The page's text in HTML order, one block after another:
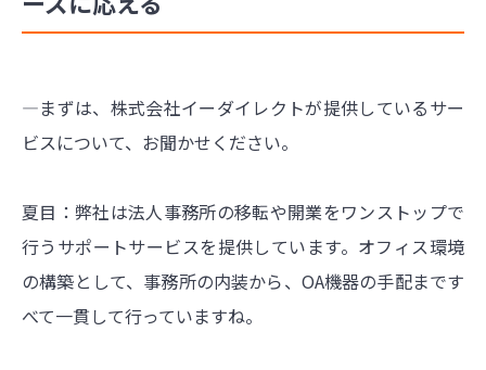
―まずは、株式会社イーダイレクトが提供しているサー
ビスについて、お聞かせください。
夏目：弊社は法人事務所の移転や開業をワンストップで
行うサポートサービスを提供しています。オフィス環境
の構築として、事務所の内装から、OA機器の手配まです
べて一貫して行っていますね。